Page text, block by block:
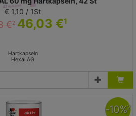
€ 1,10 / 1St
€2 46,03 €1
Hartkapseln
Hexal AG
-10%2